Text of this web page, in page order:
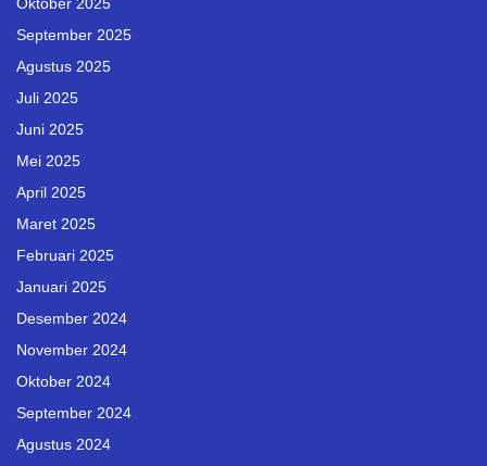
September 2025
Agustus 2025
Juli 2025
Juni 2025
Mei 2025
April 2025
Maret 2025
Februari 2025
Januari 2025
Desember 2024
November 2024
Oktober 2024
September 2024
Agustus 2024